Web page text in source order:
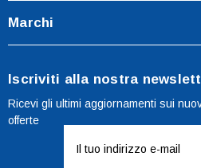
Marchi
Iscriviti alla nostra
Ricevi gli ultimi aggiornamenti sui
offerte